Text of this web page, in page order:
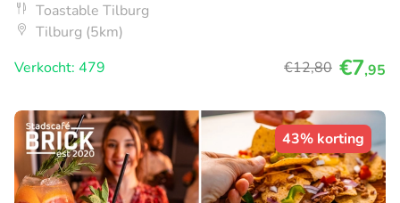
Toastable Tilburg
Tilburg (5km)
Verkocht: 479
€12,80 €7,95
43% korting